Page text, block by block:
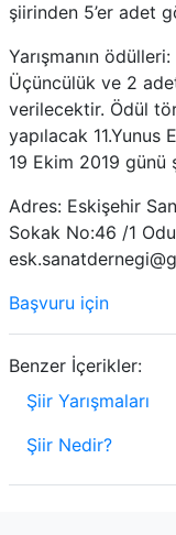
şiirinden 5’er adet
Yarışmanın
Üçüncülük ve 2
verilecektir. Ödül
yapılacak 11.Yunus
19 Ekim 2019 günü
Adres: Eskişehir
Sokak No:46 /1
Başvuru için
Benzer İçerikler:
Şiir Yarışmaları
Şiir Nedir?